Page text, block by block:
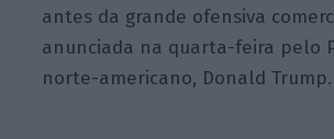
antes da grande ofensiva
anunciada na quarta-feira pelo
norte-americano, Donald Trump.